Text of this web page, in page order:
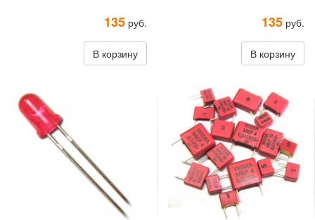
135 руб.
В корзину
135 руб.
В корзину